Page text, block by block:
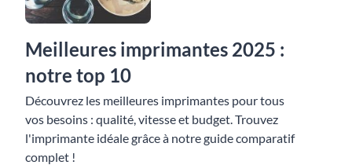
Meilleures imprimantes 2025 :
notre top 10
Découvrez les meilleures imprimantes pour tous
vos besoins : qualité, vitesse et budget. Trouvez
l'imprimante idéale grâce à notre guide comparatif
complet !